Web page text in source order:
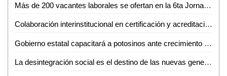
Más de 200 vacantes laborales se ofertan en la 6ta Jornada de Vinculación Laboral: Lorenzo Estrada
Colaboración interinstitucional en certificación y acreditación: SGG
Gobierno estatal capacitará a potosinos ante crecimiento económico
La desintegración social es el destino de las nuevas generaciones: Miguel Castillo